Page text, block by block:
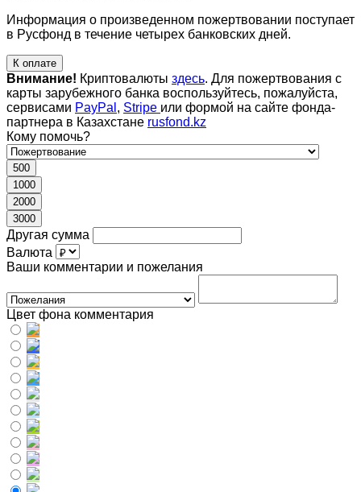
Информация о произведенном пожертвовании поступает
в Русфонд в течение четырех банковских дней.
К оплате
Внимание! Криптовалюты здесь. Для пожертвования с
карты зарубежного банка воспользуйтесь, пожалуйста,
сервисами PayPal , Stripe или формой на сайте фонда-
партнера в Казахстане rusfond.kz
Кому помочь?
500
1000
2000
3000
Другая сумма
Валюта
Ваши комментарии и пожелания
Цвет фона комментария